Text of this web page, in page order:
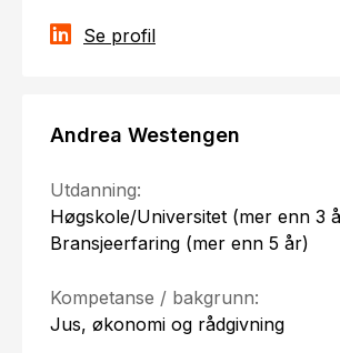
Se profil
Andrea Westengen
Utdanning:
Høgskole/Universitet (mer enn 3
Bransjeerfaring (mer enn 5 år)
Kompetanse / bakgrunn:
Jus, økonomi og rådgivning